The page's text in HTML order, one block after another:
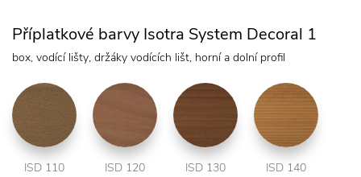
Příplatkové barvy Isotra System Decoral 1
box, vodící lišty, držáky vodících lišt, horní a dolní profil
ISD 110 ISD 120 ISD 130 ISD 140